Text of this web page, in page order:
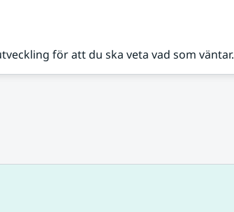
för att du ska veta vad som väntar.